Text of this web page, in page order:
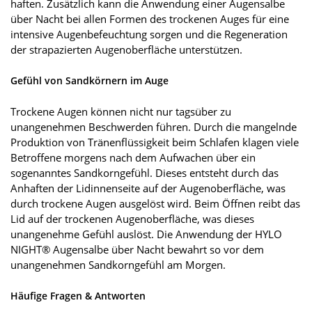
haften. Zusätzlich kann die Anwendung einer Augensalbe
über Nacht bei allen Formen des trockenen Auges für eine
intensive Augenbefeuchtung sorgen und die Regeneration
der strapazierten Augenoberfläche unterstützen.
Gefühl von Sandkörnern im Auge
Trockene Augen können nicht nur tagsüber zu
unangenehmen Beschwerden führen. Durch die mangelnde
Produktion von Tränenflüssigkeit beim Schlafen klagen viele
Betroffene morgens nach dem Aufwachen über ein
sogenanntes Sandkorngefühl. Dieses entsteht durch das
Anhaften der Lidinnenseite auf der Augenoberfläche, was
durch trockene Augen ausgelöst wird. Beim Öffnen reibt das
Lid auf der trockenen Augenoberfläche, was dieses
unangenehme Gefühl auslöst. Die Anwendung der HYLO
NIGHT® Augensalbe über Nacht bewahrt so vor dem
unangenehmen Sandkorngefühl am Morgen.
Häufige Fragen & Antworten